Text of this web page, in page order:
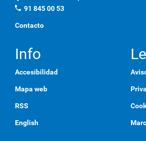
phone 91 845 00 53
Contacto
Info
Accesibilidad
Mapa web
RSS
English